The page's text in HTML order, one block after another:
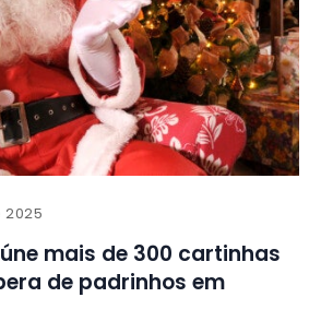
mais de 300 cartinhas
de padrinhos em